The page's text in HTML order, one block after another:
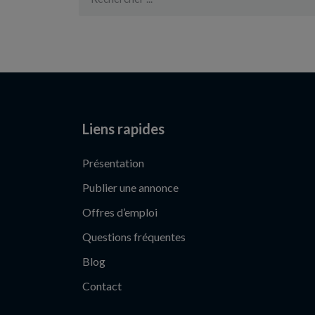
Liens rapides
Présentation
Publier une annonce
Offres d’emploi
Questions fréquentes
Blog
Contact